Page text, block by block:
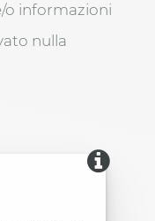
o informazioni
nulla